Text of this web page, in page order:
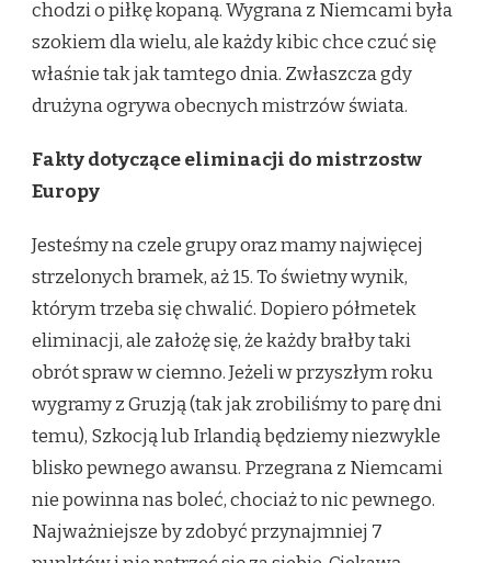
chodzi o piłkę kopaną. Wygrana z Niemcami była
szokiem dla wielu, ale każdy kibic chce czuć się
właśnie tak jak tamtego dnia. Zwłaszcza gdy
drużyna ogrywa obecnych mistrzów świata.
Fakty dotyczące eliminacji do mistrzostw
Europy
Jesteśmy na czele grupy oraz mamy najwięcej
strzelonych bramek, aż 15. To świetny wynik,
którym trzeba się chwalić. Dopiero półmetek
eliminacji, ale założę się, że każdy brałby taki
obrót spraw w ciemno. Jeżeli w przyszłym roku
wygramy z Gruzją (tak jak zrobiliśmy to parę dni
temu), Szkocją lub Irlandią będziemy niezwykle
blisko pewnego awansu. Przegrana z Niemcami
nie powinna nas boleć, chociaż to nic pewnego.
Najważniejsze by zdobyć przynajmniej 7